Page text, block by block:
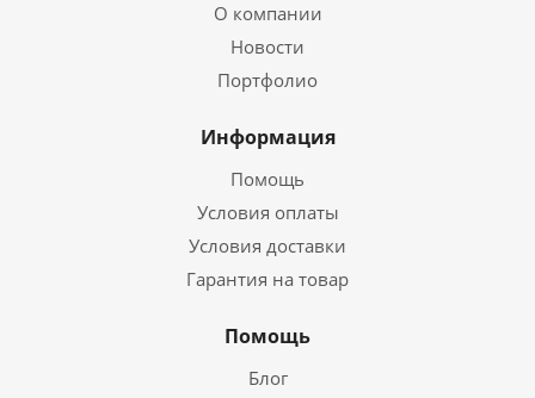
О компании
Новости
Портфолио
Информация
Помощь
Условия оплаты
Условия доставки
Гарантия на товар
Помощь
Блог